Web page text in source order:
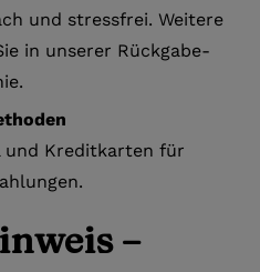
und stressfrei. Weitere
in unserer Rückgabe-
und Kreditkarten für
–